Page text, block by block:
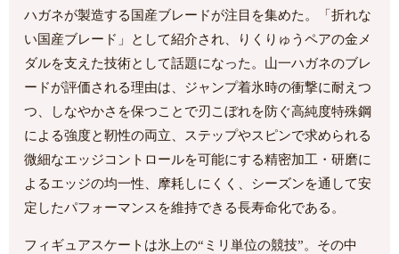
ハガネが製造する国産ブレードが注目を集めた。「折れな
い国産ブレード」として紹介され、りくりゅうペアの金メ
ダルを支えた技術として話題になった。山一ハガネのブレ
ードが評価される理由は、ジャンプ着氷時の衝撃に耐えつ
つ、しなやかさを保つことで刃こぼれを防ぐ高純度特殊鋼
による強度と靭性の両立、ステップやスピンで求められる
微細なエッジコントロールを可能にする精密加工・研磨に
よるエッジの均一性、摩耗しにくく、シーズンを通して安
定したパフォーマンスを維持できる長寿命化である。
フィギュアスケートは氷上の“ミリ単位の競技”。その中